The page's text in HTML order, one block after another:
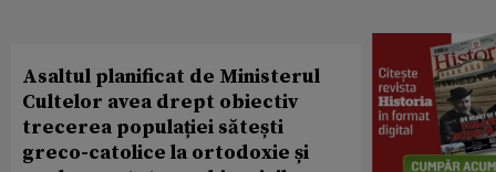
Asaltul planificat de Ministerul
Cultelor avea drept obiectiv
trecerea populației sătești
greco-catolice la ortodoxie și